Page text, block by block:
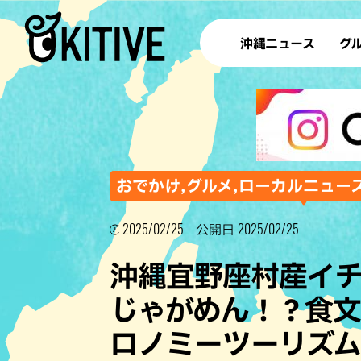
沖縄ニュース グ
ラ
テイ
すし
沖
ステー
その他
ブッフェ
おでかけ,グルメ,ローカルニュー
2025/02/25 公開日 2025/02/25
沖縄宜野座村産イ
じゃがめん！？食
ロノミーツーリズム